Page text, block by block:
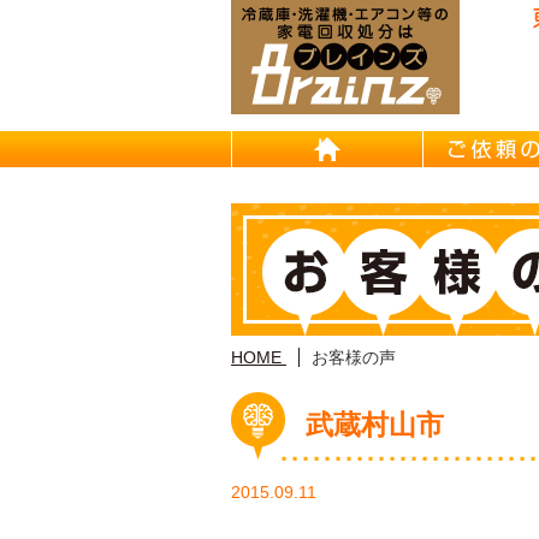
東京/埼
HOME
HOME お客様の声
武蔵村山市
2015.09.11